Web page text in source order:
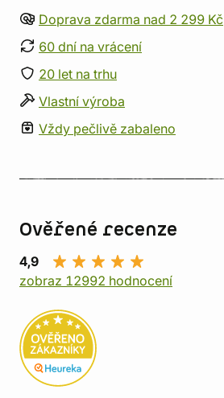
Doprava zdarma nad 2 299 Kč
60 dní na vrácení
20 let na trhu
Vlastní výroba
Vždy pečlivě zabaleno
Ověřené recenze
4,9
zobraz 12992 hodnocení